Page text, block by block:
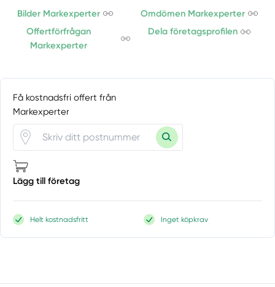
Bilder Markexperter
Omdömen Markexperter
Offertförfrågan
Markexperter
Dela företagsprofilen
Få kostnadsfri offert från
Markexperter
Lägg till företag
Helt kostnadsfritt Inget köpkrav